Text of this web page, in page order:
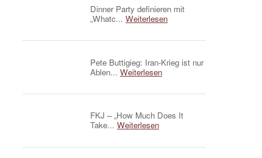
Dinner Party definieren mit
„Whatc... Weiterlesen
Pete Buttigieg: Iran-Krieg ist nur
Ablen... Weiterlesen
FKJ – „How Much Does It
Take... Weiterlesen